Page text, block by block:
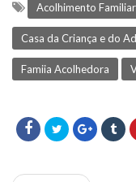
Acolhimento Familiar
Casa da Criança e do
Famiia Acolhedora